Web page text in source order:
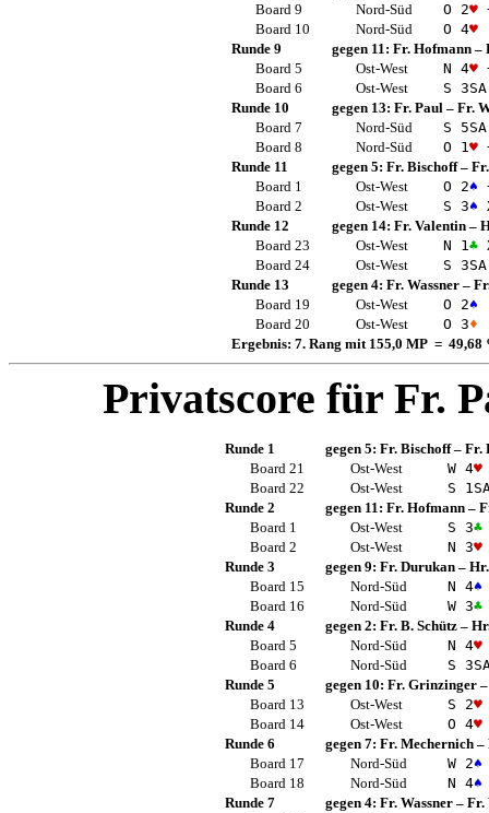
Board 9
Nord-Süd O 2♥
Board 10
Nord-Süd O 4♥
Runde 9
gegen 11: Fr. Hofmann–
Board 5
Ost-West N 4♥
Board 6
Ost-West S 3SA
Runde 10
gegen 13: Fr. Paul– Fr.
Board 7
Nord-Süd S 5SA
Board 8
Nord-Süd O 1♥
Runde 11
gegen 5: Fr. Bischoff–
Board 1
Ost-West O 2♠
Board 2
Ost-West S 3♠
Runde 12
gegen 14: Fr. Valentin–
Board 23
Ost-West N 1♣
Board 24
Ost-West S 3SA
Runde 13
gegen 4: Fr. Wassner–
Board 19
Ost-West O 2♠
Board 20
Ost-West O 3♦
Ergebnis: 7. Rang mit 155,0 MP = 49,68
Privatscore für Fr.
Runde 1 gegen 5: Fr. Bischoff– Fr.
Board 21
Ost-West W 4♥
Board 22
Ost-West S 1
Runde 2
gegen 11: Fr. Hofmann –
Board 1
Ost-West S 3♣
Board 2
Ost-West N 3♥
Runde 3
gegen 9: Fr. Durukan –
Board 15
Nord-Süd N 4♠
Board 16
Nord-Süd W 3♣
Runde 4
gegen 2: Fr. B. Schütz –
Board 5
Nord-Süd N 4♥
Board 6
Nord-Süd S 3
Runde 5
gegen 10: Fr. Grinzinger
Board 13
Ost-West S 2♥
Board 14
Ost-West O 4♥
Runde 6
gegen 7: Fr. Mechernich –
Board 17
Nord-Süd W 2♠
Board 18
Nord-Süd N 4♠
Runde 7
gegen 4: Fr. Wassner – Fr.